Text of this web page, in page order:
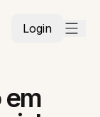
Login